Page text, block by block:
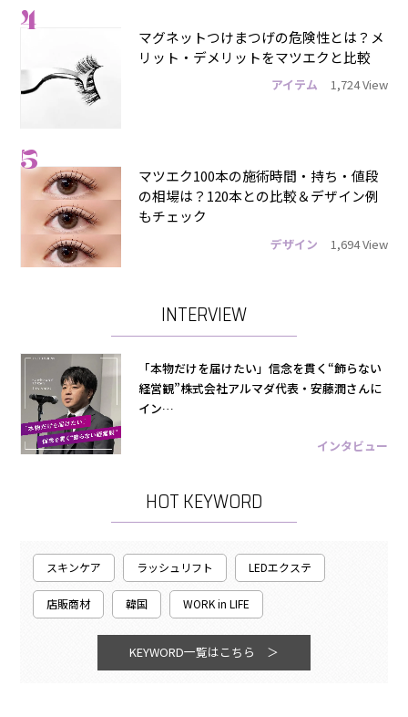
4
マグネットつけまつげの危険性とは？メ
リット・デメリットをマツエクと比較
アイテム 1,724 View
5
マツエク100本の施術時間・持ち・値段
の相場は？120本との比較＆デザイン例
もチェック
デザイン 1,694 View
INTERVIEW
「本物だけを届けたい」信念を貫く“飾らない
経営観”株式会社アルマダ代表・安藤潤さんに
イン…
インタビュー
HOT KEYWORD
スキンケア ラッシュリフト LEDエクステ
店販商材 韓国 WORK in LIFE
KEYWORD一覧はこちら